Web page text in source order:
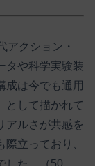
アクション・
タや科学実験装
成は今でも通用
として描かれて
アルさが共感を
立っており、
した。（50